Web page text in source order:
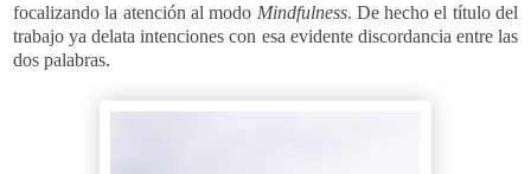
focalizando la atención al modo Mindfulness. De hecho el título del
trabajo ya delata intenciones con esa evidente discordancia entre las
dos palabras.